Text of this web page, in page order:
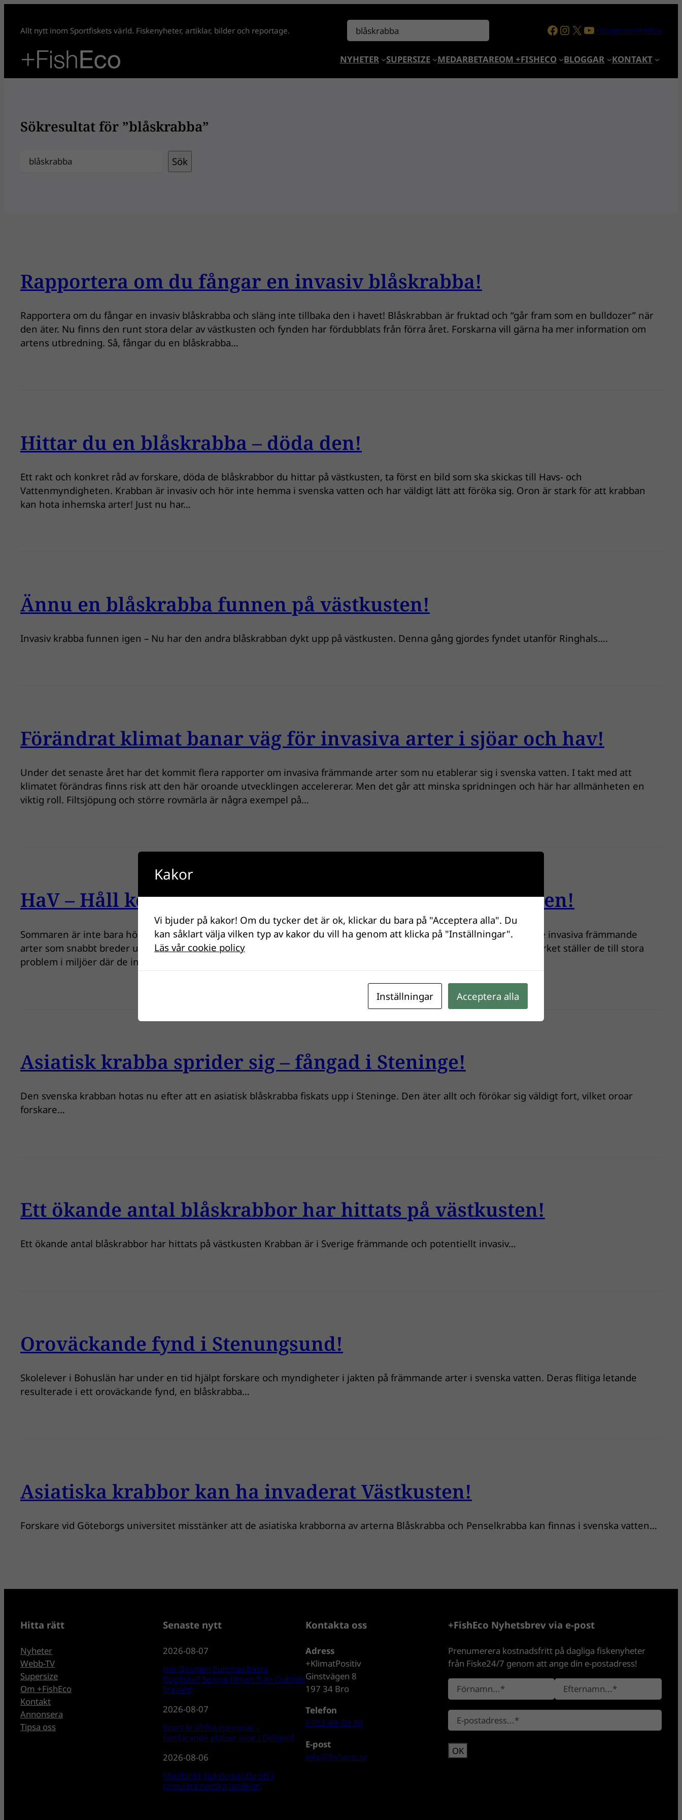
innehåll
Allt nytt inom Sportfiskets värld. Fiskenyheter, artiklar, bilder och reportage. Sök Facebook
Instagram
X YouTube
+MagazineFishEco
NYHETER SUPERSIZE MEDARBETAREOM +FISHECO BLOGGAR KONTAKT
Sökresultat för ”blåskrabba”
Sök Sök
Rapportera om du fångar en invasiv blåskrabba!
Rapportera om du fångar en invasiv blåskrabba och släng inte tillbaka den i havet! Blåskrabban är fruktad och “går fram som en bulldozer” när
den äter. Nu finns den runt stora delar av västkusten och fynden har fördubblats från förra året. Forskarna vill gärna ha mer information om
artens utbredning. Så, fångar du en blåskrabba…
Hittar du en blåskrabba – döda den!
Ett rakt och konkret råd av forskare, döda de blåskrabbor du hittar på västkusten, ta först en bild som ska skickas till Havs- och
Vattenmyndigheten. Krabban är invasiv och hör inte hemma i svenska vatten och har väldigt lätt att föröka sig. Oron är stark för att krabban
kan hota inhemska arter! Just nu har…
Ännu en blåskrabba funnen på västkusten!
Invasiv krabba funnen igen – Nu har den andra blåskrabban dykt upp på västkusten. Denna gång gjordes fyndet utanför Ringhals….
Förändrat klimat banar väg för invasiva arter i sjöar och hav!
Under det senaste året har det kommit flera rapporter om invasiva främmande arter som nu etablerar sig i svenska vatten. I takt med att
klimatet förändras finns risk att den här oroande utvecklingen accelererar. Men det går att minska spridningen och här har allmänheten en
viktig roll. Filtsjöpung och större rovmärla är några exempel på…
HaV – Håll koll på invasiva främmande arter i våra vatten!
Sommaren är inte bara högsäsong för bad och båtliv i sjöar och hav. Det är också nu många kommer i kontakt med de invasiva främmande
arter som snabbt breder ut sig i våra vatten. Småprickig penselkrabba och sjögull låter ju ganska harmlösa. I själva verket ställer de till stora
problem i miljöer där de inte…
Asiatisk krabba sprider sig – fångad i Steninge!
Den svenska krabban hotas nu efter att en asiatisk blåskrabba fiskats upp i Steninge. Den äter allt och förökar sig väldigt fort, vilket oroar
forskare…
Ett ökande antal blåskrabbor har hittats på västkusten!
Ett ökande antal blåskrabbor har hittats på västkusten Krabban är i Sverige främmande och potentiellt invasiv…
Oroväckande fynd i Stenungsund!
Skolelever i Bohuslän har under en tid hjälpt forskare och myndigheter i jakten på främmande arter i svenska vatten. Deras flitiga letande
resulterade i ett oroväckande fynd, en blåskrabba…
Asiatiska krabbor kan ha invaderat Västkusten!
Forskare vid Göteborgs universitet misstänker att de asiatiska krabborna av arterna Blåskrabba och Penselkrabba kan finnas i svenska vatten…
Hitta rätt
Nyheter
Webb-TV
Supersize
Om +FishEco
Kontakt
Annonsera
Tipsa oss
Senaste nytt
2026-08-07
Har Bosnien Europas bästa
flugfiske? Se nya filmen från Outside
Travels!
2026-08-07
Snart kräftfiskepremiär –
fortfarande platser kvar i Delsjön!
2026-08-06
Misstänkt sjukdomsutbrott i
populära norska laxälvar!
Kontakta oss
Adress
+KlimatPositiv
Ginstvägen 8
197 34 Bro
Telefon
0702-08 80 30
E-post
info@fisheco.se
+FishEco Nyhetsbrev via e-post
Prenumerera kostnadsfritt på dagliga fiskenyheter
från Fiske24/7 genom att ange din e-postadress!
N
a
m
r
n
a
t
E
-
p
Kakor
Vi bjuder på kakor! Om du tycker det är ok, klickar du bara på "Acceptera alla". Du
kan såklart välja vilken typ av kakor du vill ha genom att klicka på "Inställningar".
Läs vår cookie policy
Inställningar Acceptera alla